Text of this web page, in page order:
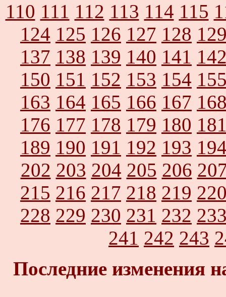
110 111 112 113 114 115
124 125 126 127 128
137 138 139 140 141
150 151 152 153 154
163 164 165 166 167
176 177 178 179 180
189 190 191 192 193
202 203 204 205 206
215 216 217 218 219
228 229 230 231 232
241 242 243
Последние изменения